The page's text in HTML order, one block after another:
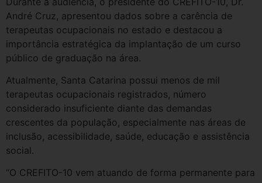
André Cruz, apresentou dados sobre a carência de
terapeutas ocupacionais no estado e destacou a
importância estratégica da implantação de um curso
público de graduação na área.
Atualmente, Santa Catarina possui menos de mil
terapeutas ocupacionais registrados, número
considerado insuficiente diante das demandas
crescentes da população, especialmente nas áreas de
inclusão, acessibilidade, saúde, educação e assistência
social.
“O CREFITO-10 vem atuando de forma permanente para